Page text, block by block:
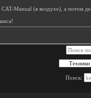
Manual (в воздухе), а потом
Поиск: